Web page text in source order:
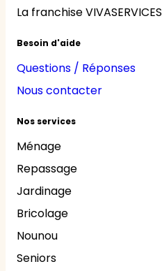
La franchise VIVASERVICES
Besoin d'aide
Questions / Réponses
Nous contacter
Nos services
Ménage
Repassage
Jardinage
Bricolage
Nounou
Seniors